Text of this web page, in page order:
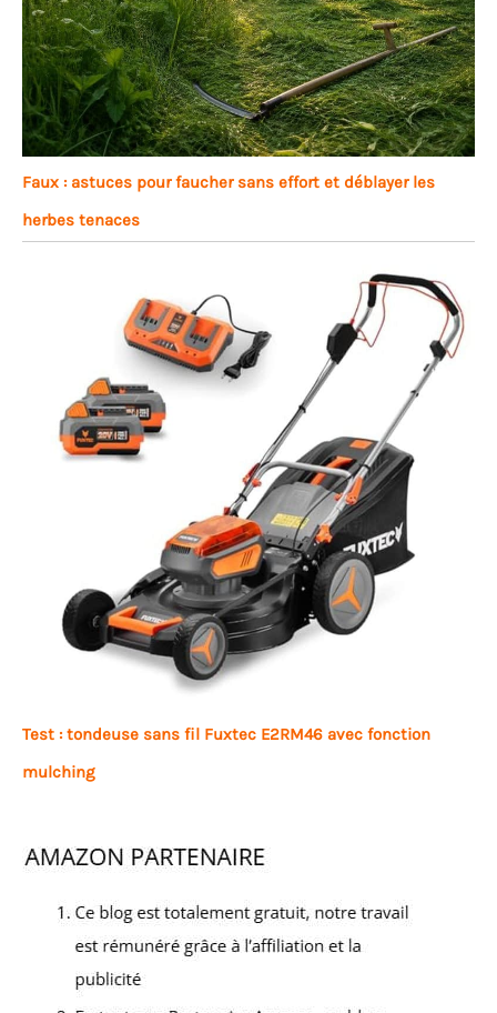
Faux : astuces pour faucher sans effort et déblayer les
herbes tenaces
Test : tondeuse sans fil Fuxtec E2RM46 avec fonction
mulching